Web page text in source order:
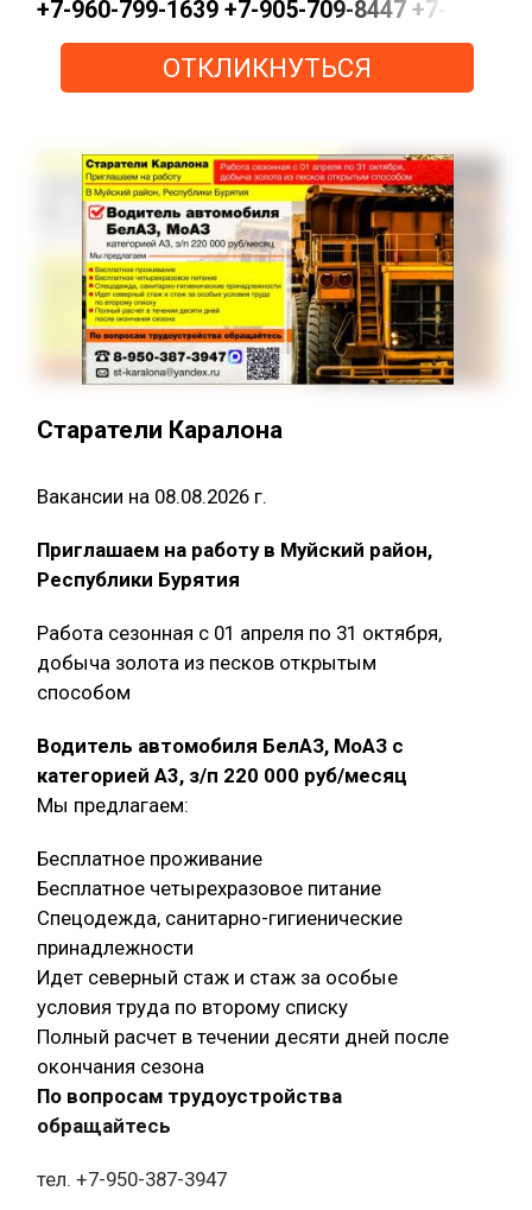
+7-960-799-1639 +7-905-709-8447 +7-963-
ОТКЛИКНУТЬСЯ
Старатели Каралона
Вакансии на 08.08.2026 г.
Приглашаем на работу в Муйский район,
Республики Бурятия
Работа сезонная с 01 апреля по 31 октября,
добыча золота из песков открытым
способом
Водитель автомобиля БелАЗ, МоАЗ с
категорией А3, з/п 220 000 руб/месяц
Мы предлагаем:
Бесплатное проживание
Бесплатное четырехразовое питание
Спецодежда, санитарно-гигиенические
принадлежности
Идет северный стаж и стаж за особые
условия труда по второму списку
Полный расчет в течении десяти дней после
окончания сезона
По вопросам трудоустройства
обращайтесь
тел. +7-950-387-3947